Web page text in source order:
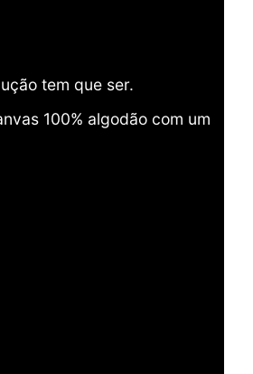
tem que ser.
100% algodão com um